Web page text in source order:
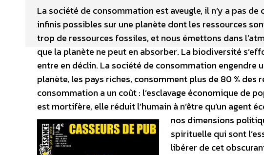
La société de consommation est aveugle, il n’y a pas
infinis possibles sur une planète dont les ressources
trop de ressources fossiles, et nous émettons dans
que la planète ne peut en absorber. La biodiversité
entre en déclin. La société de consommation engendre
planète, les pays riches, consomment plus de 80 % des
consommation a un coût : l’esclavage économique de
est mortifère, elle réduit l’humain à n’être qu’un agent
nos dimensions
spirituelle qui sont
libérer de cet